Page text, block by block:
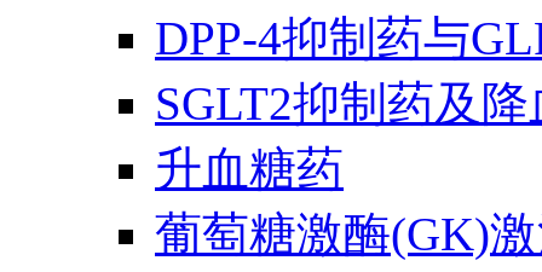
DPP-4抑制药与
SGLT2抑制药及
升血糖药
葡萄糖激酶(GK)